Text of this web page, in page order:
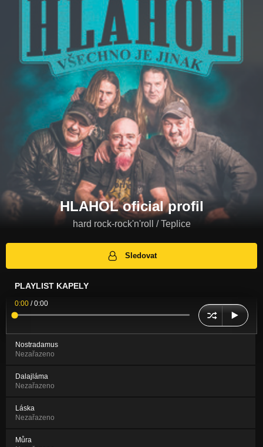
HLAHOL oficial profil
hard rock-rock'n'roll / Teplice
Sledovat
PLAYLIST KAPELY
0:00 /0:00
Nostradamus
Nezařazeno
Dalajláma
Nezařazeno
Láska
Nezařazeno
Můra